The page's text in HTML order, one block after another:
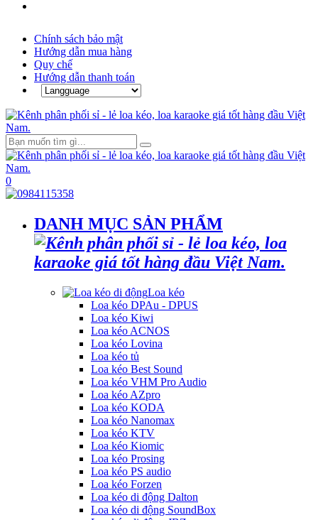
Chính sách bảo mật
Hướng dẫn mua hàng
Quy chế
Hướng dẫn thanh toán
0
DANH MỤC SẢN PHẨM
Loa kéo
Loa kéo DPAu - DPUS
Loa kéo Kiwi
Loa kéo ACNOS
Loa kéo Lovina
Loa kéo tủ
Loa kéo Best Sound
Loa kéo VHM Pro Audio
Loa kéo AZpro
Loa kéo KODA
Loa kéo Nanomax
Loa kéo KTV
Loa kéo Kiomic
Loa kéo Prosing
Loa kéo PS audio
Loa kéo Forzen
Loa kéo di động Dalton
Loa kéo di động SoundBox